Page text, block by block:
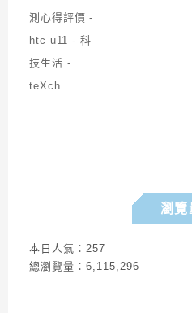
瀏覽
本日人氣：257
總瀏覽量：6,115,296